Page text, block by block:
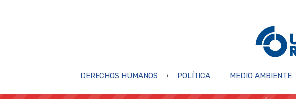
DERECHOS HUMANOS POLÍTICA MEDIO AMBIENTE